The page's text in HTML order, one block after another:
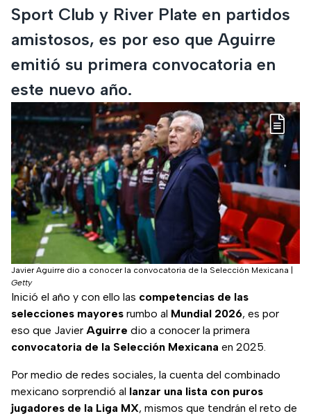
Sport Club y River Plate en partidos
amistosos, es por eso que Aguirre
emitió su primera convocatoria en
este nuevo año.
Javier Aguirre dio a conocer la convocatoria de la Selección Mexicana
Getty
Inició el año y con ello las competencias de las
selecciones mayores rumbo al Mundial 2026, es por
eso que Javier Aguirre dio a conocer la primera
convocatoria de la Selección Mexicana en 2025.
Por medio de redes sociales, la cuenta del combinado
mexicano sorprendió al lanzar una lista con puros
jugadores de la Liga MX, mismos que tendrán el reto de